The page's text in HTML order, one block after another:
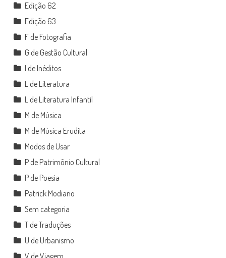
Edição 62
Edição 63
F de Fotografia
G de Gestão Cultural
I de Inéditos
L de Literatura
L de Literatura Infantil
M de Música
M de Música Erudita
Modos de Usar
P de Patrimônio Cultural
P de Poesia
Patrick Modiano
Sem categoria
T de Traduções
U de Urbanismo
V de Viagem